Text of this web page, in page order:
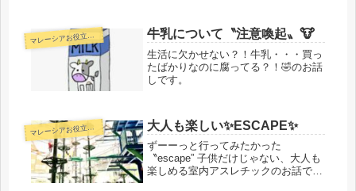
マ
レーシアお役立ち情報 牛乳について〝注意喚起〟🐮
生活に欠かせない？！牛乳・・・買っ
たばかりなのに腐ってる？！🤣のお話
しです。
マ
レーシアお役立ち情報 大人も楽しい✨ESCAPE✨
ずーーっと行ってみたかった
〝escape” 子供だけじゃない、大人も
楽しめる室内アスレチックのお話で